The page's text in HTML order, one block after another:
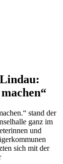
stand der
ganz im
und
sich mit der